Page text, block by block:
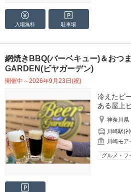
入場無料 駐車場
網焼きBBQ(バーベキュー)＆おつ
GARDEN(ビヤガーデン)
開催中～2026年9月23日(祝)
冷えたビ
ある屋上
神奈川県
川崎駅(
川崎モア
グルメ・フ